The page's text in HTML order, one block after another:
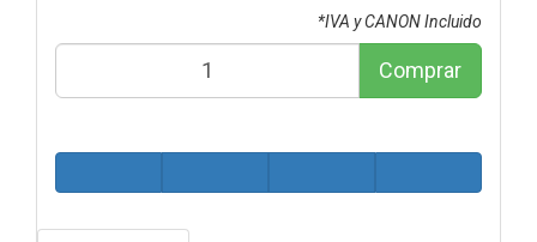
*IVA y CANON Incluido
Comprar